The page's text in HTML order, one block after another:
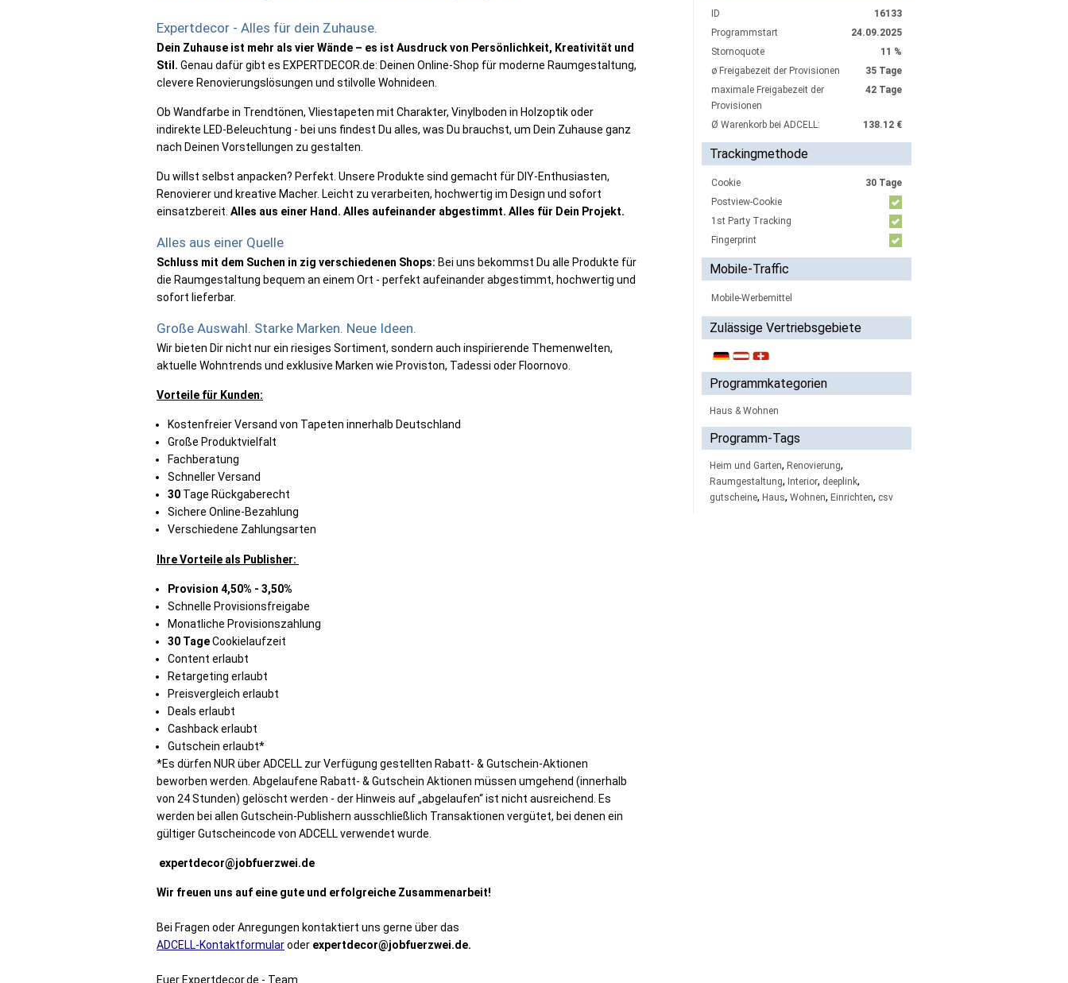
Expertdecor - Alles für dein Zuhause.
Dein Zuhause ist mehr als vier Wände – es ist Ausdruck von Persönlichkeit, Kreativität und
Stil. Genau dafür gibt es EXPERTDECOR.de: Deinen Online-Shop für moderne Raumgestaltung,
clevere Renovierungslösungen und stilvolle Wohnideen.
Ob Wandfarbe in Trendtönen, Vliestapeten mit Charakter, Vinylboden in Holzoptik oder
indirekte LED-Beleuchtung - bei uns findest Du alles, was Du brauchst, um Dein Zuhause ganz
nach Deinen Vorstellungen zu gestalten.
Du willst selbst anpacken? Perfekt. Unsere Produkte sind gemacht für DIY-Enthusiasten,
Renovierer und kreative Macher. Leicht zu verarbeiten, hochwertig im Design und sofort
einsatzbereit. Alles aus einer Hand. Alles aufeinander abgestimmt. Alles für Dein Projekt.
Alles aus einer Quelle
Schluss mit dem Suchen in zig verschiedenen Shops: Bei uns bekommst Du alle Produkte für
die Raumgestaltung bequem an einem Ort - perfekt aufeinander abgestimmt, hochwertig und
sofort lieferbar.
Große Auswahl. Starke Marken. Neue Ideen.
Wir bieten Dir nicht nur ein riesiges Sortiment, sondern auch inspirierende Themenwelten,
aktuelle Wohntrends und exklusive Marken wie Proviston, Tadessi oder Floornovo.
Vorteile für Kunden:
Kostenfreier Versand von Tapeten innerhalb Deutschland
Große Produktvielfalt
Fachberatung
Schneller Versand
30 Tage Rückgaberecht
Sichere Online-Bezahlung
Verschiedene Zahlungsarten
Ihre Vorteile als Publisher:
Provision 4,50% - 3,50%
Schnelle Provisionsfreigabe
Monatliche Provisionszahlung
30 TageCookielaufzeit
Content erlaubt
Retargeting erlaubt
Preisvergleich erlaubt
Deals erlaubt
Cashback erlaubt
Gutschein erlaubt*
*Es dürfen NUR über ADCELL zur Verfügung gestellten Rabatt- & Gutschein-Aktionen
beworben werden. Abgelaufene Rabatt- & Gutschein Aktionen müssen umgehend (innerhalb
von 24 Stunden) gelöscht werden - der Hinweis auf „abgelaufen“ ist nicht ausreichend. Es
werden bei allen Gutschein-Publishern ausschließlich Transaktionen vergütet, bei denen ein
gültiger Gutscheincode von ADCELL verwendet wurde.
expertdecor@jobfuerzwei.de
Wir freuen uns auf eine gute und erfolgreiche Zusammenarbeit!
Bei Fragen oder Anregungen kontaktiert uns gerne über das
ADCELL-Kontaktformularoder expertdecor@jobfuerzwei.de.
Euer Expertdecor.de - Team
ID
16133
Programmstart
24.09.2025
Stornoquote
11 %
ø Freigabezeit der Provisionen
35 Tage
maximale Freigabezeit der
Provisionen
42 Tage
Ø Warenkorb bei ADCELL: 138.12 €
Trackingmethode
Cookie
30 Tage
Postview-Cookie
1st Party Tracking
Fingerprint
Mobile-Traffic
Mobile-Werbemittel
Zulässige Vertriebsgebiete
Programmkategorien
Haus & Wohnen
Programm-Tags
Heim und Garten, Renovierung,
Raumgestaltung, Interior, deeplink,
gutscheine, Haus, Wohnen, Einrichten, csv